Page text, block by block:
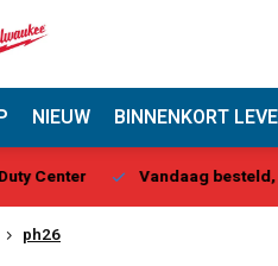
NIEUW BINNENKORT
binnen 1-2 dagen
ph26